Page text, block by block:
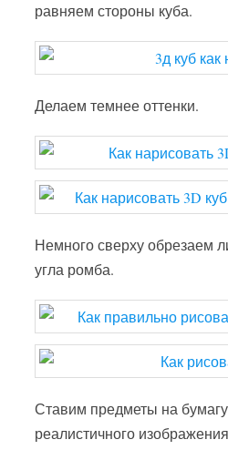
равняем стороны куба.
Делаем темнее оттенки.
Немного сверху обрезаем
угла ромба.
Ставим предметы на
реалистичного